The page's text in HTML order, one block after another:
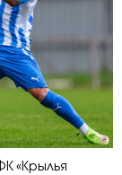
«Крылья